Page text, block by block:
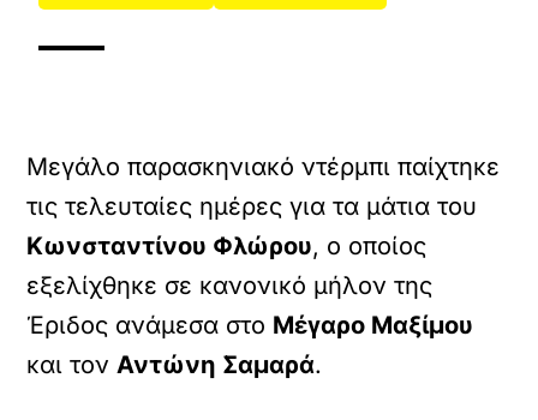
Μεγάλο παρασκηνιακό ντέρμπι παίχτηκε
τις τελευταίες ημέρες για τα μάτια του
Κωνσταντίνου Φλώρου, ο οποίος
εξελίχθηκε σε κανονικό μήλον της
Έριδος ανάμεσα στο Μέγαρο Μαξίμου
και τονΑντώνη Σαμαρά.